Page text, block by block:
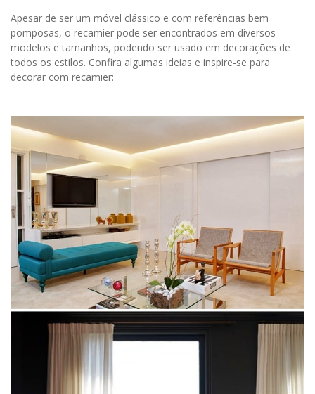
Apesar de ser um móvel clássico e com referências bem
pomposas, o recamier pode ser encontrados em diversos
modelos e tamanhos, podendo ser usado em decorações de
todos os estilos. Confira algumas ideias e inspire-se para
decorar com recamier: